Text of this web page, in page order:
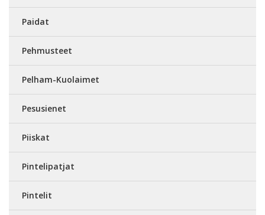
Paidat
Pehmusteet
Pelham-Kuolaimet
Pesusienet
Piiskat
Pintelipatjat
Pintelit